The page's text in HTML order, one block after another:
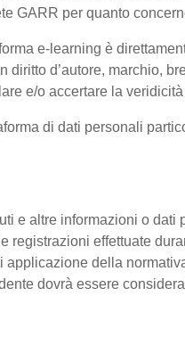
GARR per quanto
e-learning è
d’autore, marchio,
e/o accertare la
di dati personali
e altre informazioni o
effettuate
applicazione della
dovrà essere